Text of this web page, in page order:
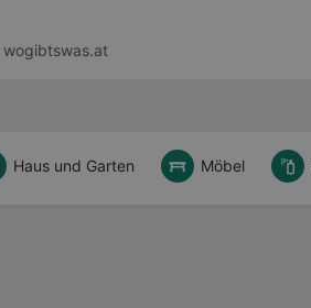
wogibtswas.at
Haus und Garten Möbel